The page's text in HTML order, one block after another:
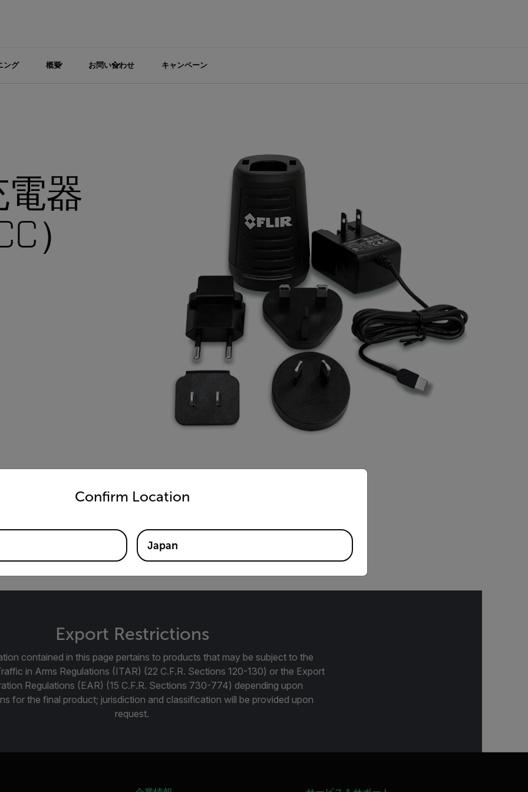
ング 概要 お問い合わせ キャンペーン
器
）
Proシリーズサーマルカメラ用の電源などのバッテリー充電器。
Export Restrictions
contained in this page pertains to products that may be subject to the
in Arms Regulations (ITAR) (22 C.F.R. Sections 120-130) or the Export
Regulations (EAR) (15 C.F.R. Sections 730-774) depending upon
for the final product; jurisdiction and classification will be provided upon
request.
Confirm Location
and language from the options below to access the appropriate version of our website.
Japan